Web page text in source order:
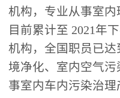
机构，专业从事室内
目前累计至 2021年
机构，全国职员已
境净化、室内空气
事室内车内污染治理